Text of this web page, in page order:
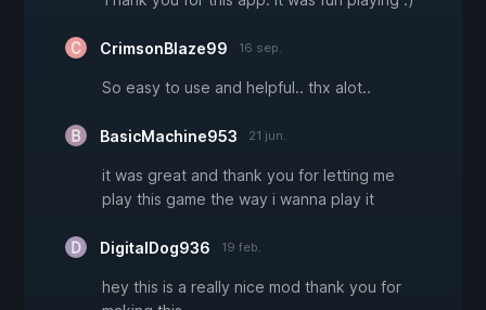
CrimsonBlaze99 16 sep.
So easy to use and helpful.. thx alot..
BasicMachine953 21 jun.
it was great and thank you for letting me
play this game the way i wanna play it
DigitalDog936 19 feb.
hey this is a really nice mod thank you for